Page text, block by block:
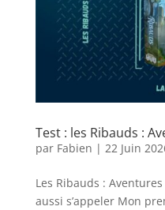
Test : les Ribauds :
par Fabien | 22 Juin
Les Ribauds :
aussi s’appeler Mon